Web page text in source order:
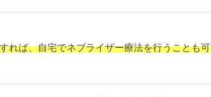
れば、自宅でネブライザー療法を行うことも可